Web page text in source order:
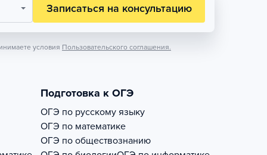
Записаться на консультацию
условия Пользовательского соглашения.
Подготовка к ОГЭ
ОГЭ по русскому языку
ОГЭ по математике
ОГЭ по обществознанию